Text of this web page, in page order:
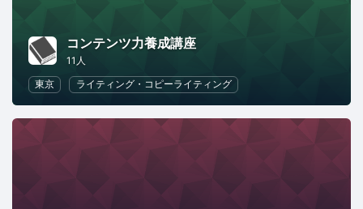
コンテンツ力養成講座
11人
東京
ライティング・コピーライティング